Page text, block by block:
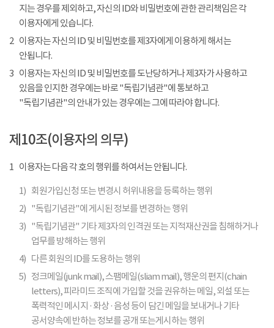
지는 경우를 제외하고, 자신의 ID와 비밀번호에 관한 관리책임은 각
이용자에게 있습니다.
2 이용자는 자신의 ID 및 비밀번호를 제3자에게 이용하게 해서는
안됩니다.
3 이용자는 자신의 ID 및 비밀번호를 도난당하거나 제3자가 사용하고
있음을 인지한 경우에는 바로 "독립기념관"에 통보하고
"독립기념관"의 안내가 있는 경우에는 그에 따라야 합니다.
제10조(이용자의 의무)
1 이용자는 다음 각 호의 행위를 하여서는 안됩니다.
1) 회원가입신청 또는 변경시 허위내용을 등록하는 행위
2) "독립기념관"에 게시된 정보를 변경하는 행위
3) "독립기념관" 기타 제3자의 인격권 또는 지적재산권을 침해하거나
업무를 방해하는 행위
4) 다른 회원의 ID를 도용하는 행위
5) 정크메일(junk mail), 스팸메일(sliam mail), 행운의 편지(chain
letters), 피라미드 조직에 가입할 것을 권유하는 메일, 외설 또는
폭력적인 메시지 · 화상 · 음성 등이 담긴 메일을 보내거나 기타
공서양속에 반하는 정보를 공개 또는게시하는 행위